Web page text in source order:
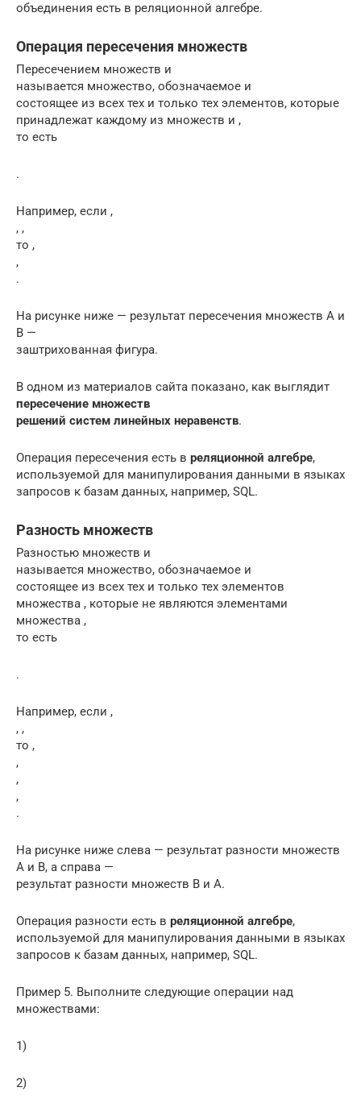
объединения есть в реляционной алгебре.
Операция пересечения множеств
Пересечением множеств и
называется множество, обозначаемое и
состоящее из всех тех и только тех элементов, которые
принадлежат каждому из множеств и ,
то есть
.
Например, если ,
, ,
то ,
,
.
На рисунке ниже — результат пересечения множеств А и
В —
заштрихованная фигура.
В одном из материалов сайта показано, как выглядит
пересечение множеств
решений систем линейных неравенств.
Операция пересечения есть в реляционной алгебре,
используемой для манипулирования данными в языках
запросов к базам данных, например, SQL.
Разность множеств
Разностью множеств и
называется множество, обозначаемое и
состоящее из всех тех и только тех элементов
множества , которые не являются элементами
множества ,
то есть
.
Например, если ,
, ,
то ,
,
,
,
.
На рисунке ниже слева — результат разности множеств
А и В, а справа —
результат разности множеств В и А.
Операция разности есть в реляционной алгебре,
используемой для манипулирования данными в языках
запросов к базам данных, например, SQL.
Пример 5. Выполните следующие операции над
множествами:
1)
2)